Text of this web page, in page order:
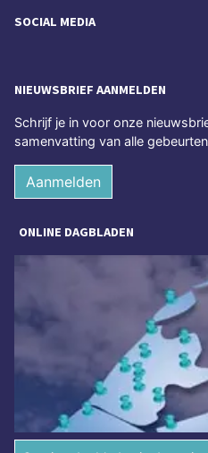
SOCIAL MEDIA
NIEUWSBRIEF AANMELDEN
Schrijf je in voor onze
samenvatting van alle
Aanmelden
ONLINE DAGBLADEN